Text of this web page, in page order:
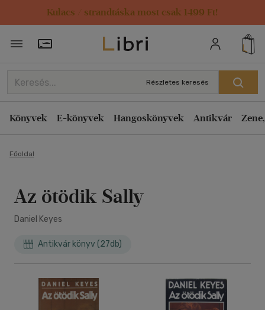
Kulacs / strandtáska most csak 1499 Ft!
Törzsvásárlói Kártya adatai
Részletes keresés
Könyvek E-könyvek Hangoskönyvek Antikvár
Főoldal
Az ötödik Sally
Daniel Keyes
Antikvár könyv (27db)